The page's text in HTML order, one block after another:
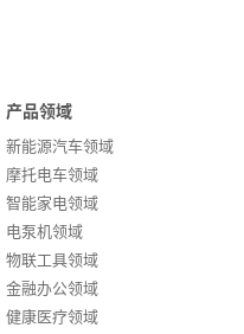
产品领域
新能源汽车领域
摩托电车领域
智能家电领域
电泵机领域
物联工具领域
金融办公领域
健康医疗领域